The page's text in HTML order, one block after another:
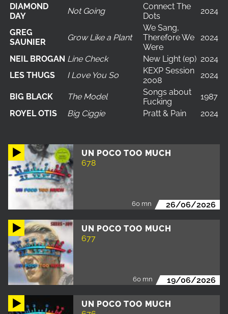
UN POCO TOO MUCH
678
60 mn 26/06/2026
UN POCO TOO MUCH
677
60 mn 19/06/2026
UN POCO TOO MUCH
DIAMOND
DAY
Not Going
Connect The
Dots
2024
GREG
SAUNIER
Grow Like a Plant
We Sang,
Therefore We
Were
2024
NEIL BROGAN Line Check New Light (ep) 2024
LES THUGS
I Love You So
KEXP Session
2008
2024
BIG BLACK The Model
Songs about
Fucking
1987
ROYEL OTIS
Big Ciggie Pratt & Pain 2024